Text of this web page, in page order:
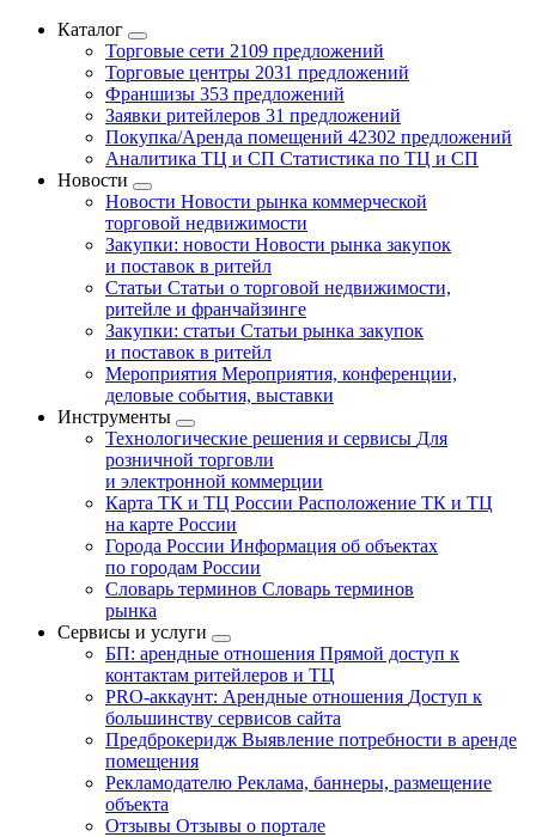
Каталог
Торговые сети 2109 предложений
Торговые центры 2031 предложений
Франшизы 353 предложений
Заявки ритейлеров 31 предложений
Покупка/Аренда помещений 42302 предложений
Аналитика ТЦ и СП Статистика по ТЦ и СП
Новости
Новости Новости рынка коммерческой
торговой недвижимости
Закупки: новости Новости рынка закупок
и поставок в ритейл
Статьи Статьи о торговой недвижимости,
ритейле и франчайзинге
Закупки: статьи Статьи рынка закупок
и поставок в ритейл
Мероприятия Мероприятия, конференции,
деловые события, выставки
Инструменты
Технологические решения и сервисы Для
розничной торговли
и электронной коммерции
Карта ТК и ТЦ России Расположение ТК и ТЦ
на карте России
Города России Информация об объектах
по городам России
Словарь терминов Словарь терминов
рынка
Сервисы и услуги
БП: арендные отношения Прямой доступ к
контактам ритейлеров и ТЦ
PRO-аккаунт: Арендные отношения Доступ к
большинству сервисов сайта
Предброкеридж Выявление потребности в аренде
помещения
Рекламодателю Реклама, баннеры, размещение
объекта
Отзывы Отзывы о портале